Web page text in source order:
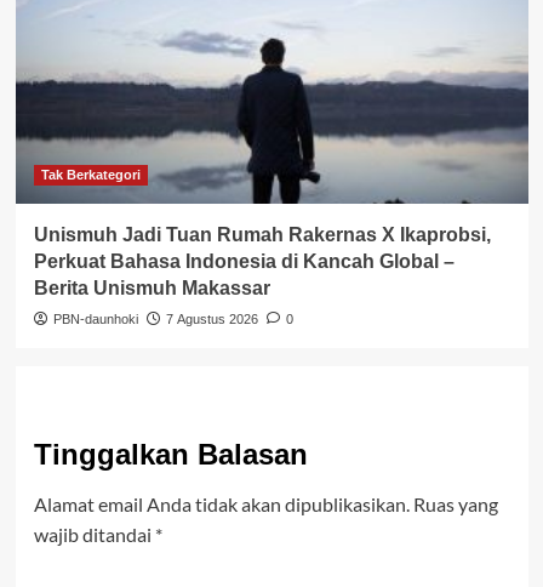
Tak Berkategori
Unismuh Jadi Tuan Rumah Rakernas X Ikaprobsi,
Perkuat Bahasa Indonesia di Kancah Global –
Berita Unismuh Makassar
PBN-daunhoki 7 Agustus 2026 0
Tinggalkan Balasan
Alamat email Anda tidak akan dipublikasikan. Ruas yang
wajib ditandai *